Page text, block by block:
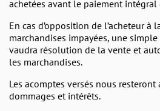
achetées avant le paiement intégral
En cas d’opposition de l’acheteur à
marchandises impayées, une
vaudra résolution de la vente et
les marchandises.
Les acomptes versés nous
dommages et intérêts.